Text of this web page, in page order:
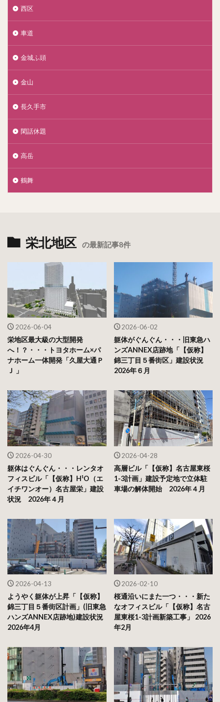
西区
車道
金城ふ頭
金山
長久手市
閑話休題
高岳
鶴舞
栄北地区 の最新記事8件
2026-06-04
栄地区最大級の大型開発
へ！？・・・トヨタホーム×パ
ナホーム一体開発「久屋大通Ｐ
Ｊ 」
2026-06-02
躯体がぐんぐん・・・旧東急ハ
ンズANNEX店跡地「【仮称】
錦三丁目５番街区」建設状況
2026年６月
2026-04-30
躯体はぐんぐん・・・レンタオ
フィスビル「【仮称】H¹O（エ
イチワンオー）名古屋栄」建設
状況 2026年４月
2026-04-28
高層ビル「【仮称】名古屋東桜
1-3計画」建設予定地で立体駐
車場の解体開始 2026年４月
2026-04-13
ようやく躯体が上昇「【仮称】
錦三丁目５番街区計画」(旧東急
ハンズANNEX店跡地)建設状況
2026年4月
2026-02-10
桜通沿いにまた一つ・・・新た
なオフィスビル「【仮称】名古
屋東桜1-3計画新築工事」 2026
年2月